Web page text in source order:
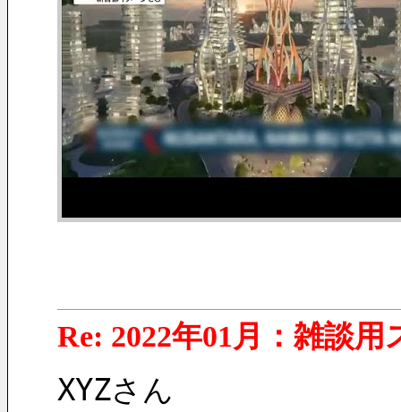
Re: 2022年01月：雑談用
XYZさん